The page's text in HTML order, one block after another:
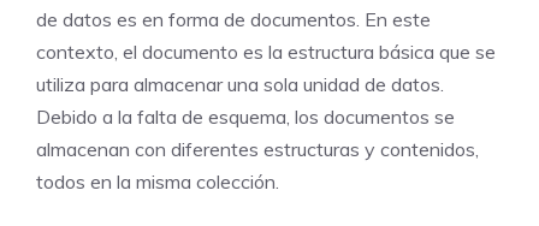
de datos es en forma de documentos. En este
contexto, el documento es la estructura básica que se
utiliza para almacenar una sola unidad de datos.
Debido a la falta de esquema, los documentos se
almacenan con diferentes estructuras y contenidos,
todos en la misma colección.